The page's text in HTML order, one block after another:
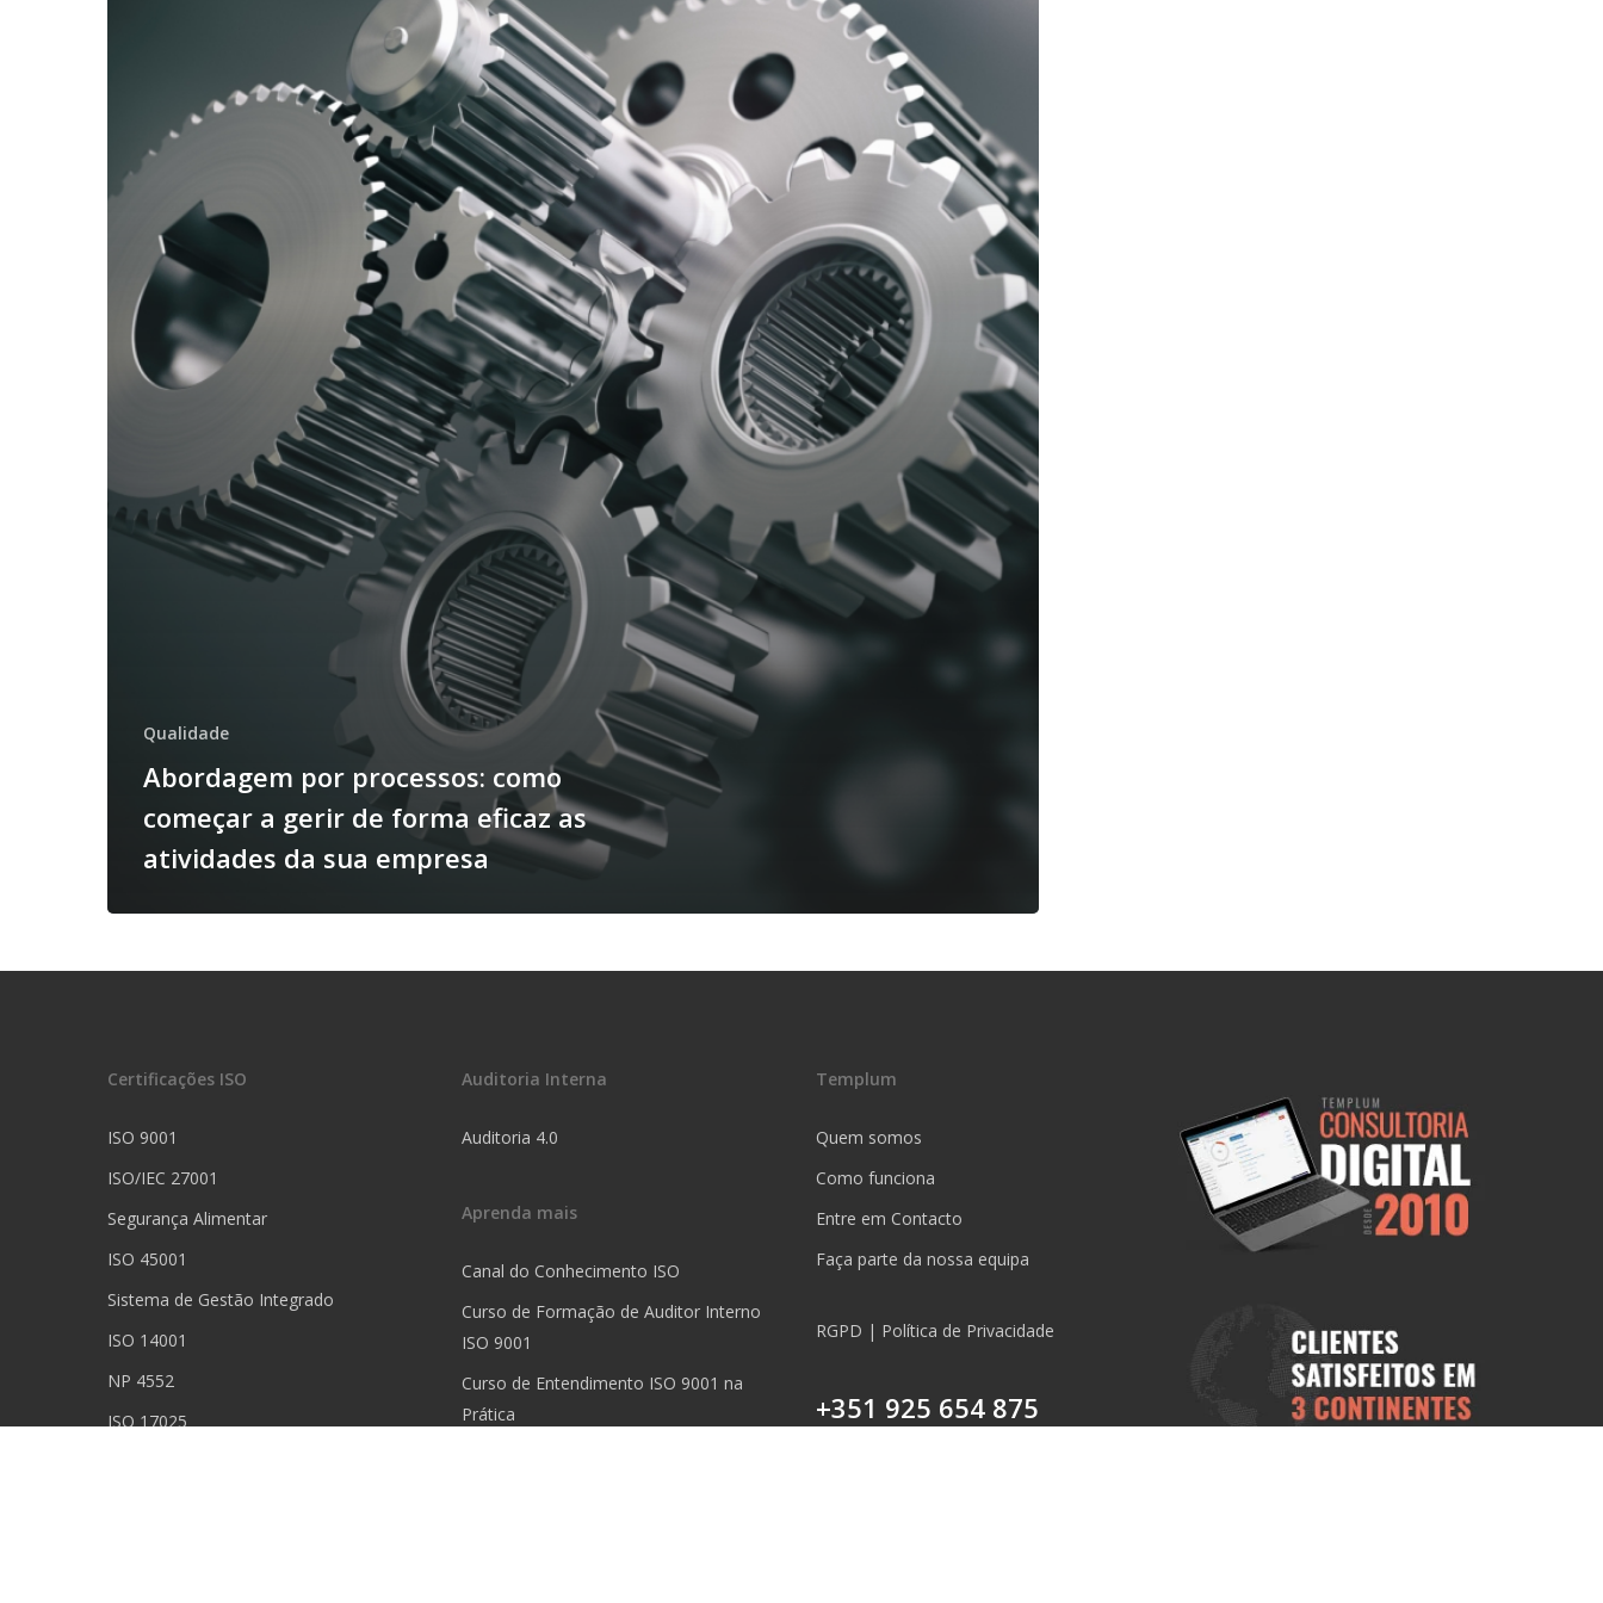
Qualidade
Abordagem por processos: como
começar a gerir de forma eficaz as
atividades da sua empresa
Certificações ISO
ISO 9001
ISO/IEC 27001
Segurança Alimentar
ISO 45001
Sistema de Gestão Integrado
ISO 14001
NP 4552
ISO 17025
Auditoria Interna
Auditoria 4.0
Aprenda mais
Canal do Conhecimento ISO
Curso de Formação de Auditor Interno
ISO 9001
Curso de Entendimento ISO 9001 na
Prática
Templum
Quem somos
Como funciona
Entre em Contacto
Faça parte da nossa equipa
RGPD | Política de Privacidade
+351 925 654 875